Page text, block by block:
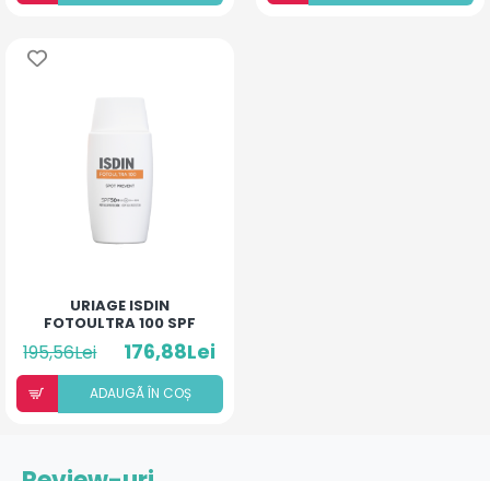
URIAGE ISDIN
FOTOULTRA 100 SPF
SPOT PREVENT FUSION
FLUID 50ML
195,56Lei 176,88Lei
ADAUGÃ ÎN COȘ